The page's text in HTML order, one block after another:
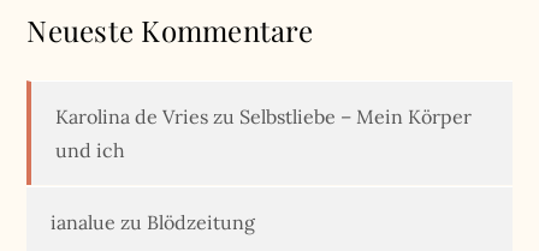
Neueste Kommentare
Karolina de Vries zu Selbstliebe – Mein Körper
und ich
ianalue zu Blödzeitung